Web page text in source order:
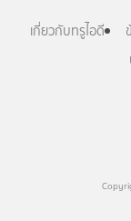
เกี่ยวกับทรูไอดี